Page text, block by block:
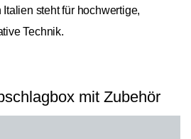
steht für hochwertige,
Technik.
mit Zubehör